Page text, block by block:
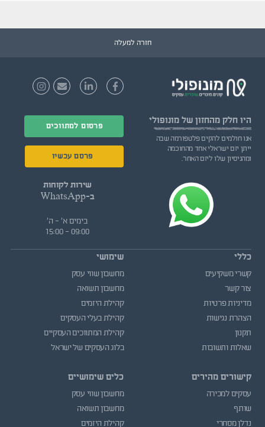
חזרה למעלה
היו חלק מהחזון של מונופולי
אנו חולמים להקים פלטפורמה שבה
ייתן יזם ישראלי אחד מהחוכמה
ומהניסיון שלו ליזם האחר.
פרסום למתווכים
פרסם עכשיו
שירות לקוחות
ב-WhatsApp
בימים א' - ה'
09:00 - 15:00
כללי
קשרי משקיעים
צור קשר
מדיניות פרטיות
הצהרת נגישות
תקנון
שאלות ותשובות
קישורים מהירים
עסקים למכירה
שותף
נדלן מסחרי
שימושי
מחשבון שווי עסק
מחשבון תשואה
קהילת היזמים
קהילת בעלי העסקים
קהילת המתווכים העסקיים
בלוג העסקים של ישראל
כלים שימושיים
מחשבון שווי עסק
מחשבון תשואה
קהילת היזמים